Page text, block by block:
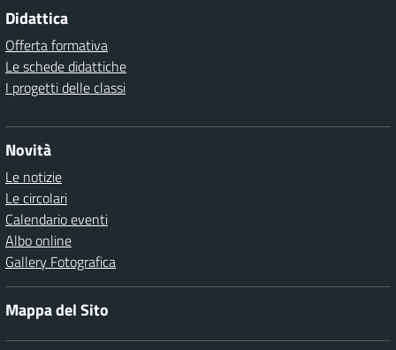
Didattica
Offerta formativa
Le schede didattiche
I progetti delle classi
Novità
Le notizie
Le circolari
Calendario eventi
Albo online
Gallery Fotografica
Mappa del Sito